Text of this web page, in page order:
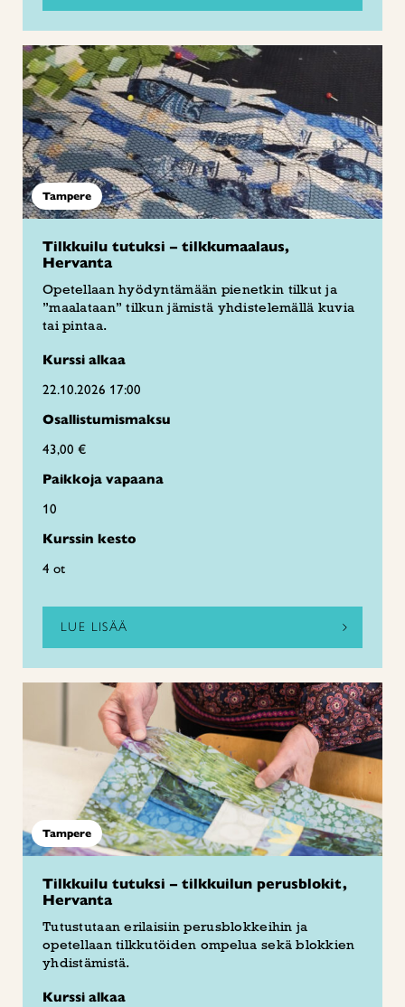
Tampere
Tilkkuilu tutuksi – tilkkumaalaus,
Hervanta
Opetellaan hyödyntämään pienetkin tilkut ja
”maalataan” tilkun jämistä yhdistelemällä kuvia
tai pintaa.
Kurssi alkaa
22.10.2026 17:00
Osallistumismaksu
43,00 €
Paikkoja vapaana
10
Kurssin kesto
4 ot
LUE LISÄÄ
Tampere
Tilkkuilu tutuksi – tilkkuilun perusblokit,
Hervanta
Tutustutaan erilaisiin perusblokkeihin ja
opetellaan tilkkutöiden ompelua sekä blokkien
yhdistämistä.
Kurssi alkaa